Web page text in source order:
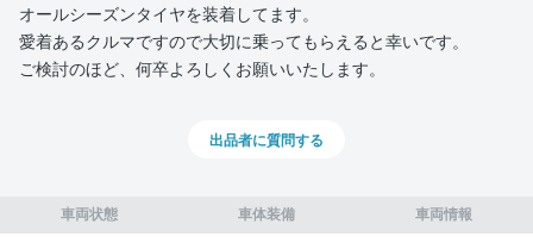
車両状態 車体装備 車両情報
オールシーズンタイヤを装着してます。
愛着あるクルマですので大切に乗ってもらえると幸いです。
ご検討のほど、何卒よろしくお願いいたします。
出品者に質問する